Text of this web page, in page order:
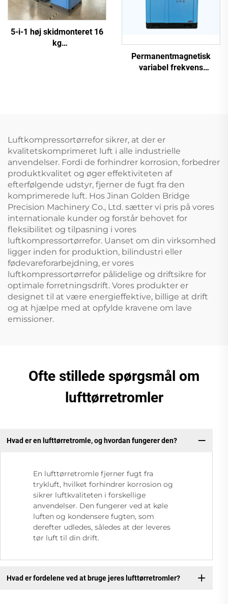
5-i-1 høj skidmonteret 16
kg
Permanentmagnetisk
variabel frekvens
Luftkompressortørrefor sikrer, at der er
kvalitetskomprimeret luft i alle industrielle
anvendelser. Fordi de forhindrer korrosion, forbedrer
produktkvalitet og øger effektiviteten af
efterfølgende udstyr, fjerner de fugt fra den
komprimerede luft. Hos Jinan Golden Bridge
Precision Machinery Co., Ltd. sætter vi pris på vores
internationale kunder og forstår behovet for
fleksibilitet og tilpasning i vores
luftkompressortørrefor. Uanset om din virksomhed
ligger inden for produktion, bilindustri eller
fødevareforarbejdning, er vores
luftkompressortørrefor pålidelige og driftsikre for
optimale forretningsdrift. Vores produkter er
designet til at være energieffektive, billige at drift
og at hjælpe med at opfylde kravene om lave
emissioner.
Ofte stillede spørgsmål om
lufttørretromler
Hvad er en lufttørretromle, og hvordan fungerer den?
En lufttørretromle fjerner fugt fra
trykluft, hvilket forhindrer korrosion og
sikrer luftkvaliteten i forskellige
anvendelser. Den fungerer ved at køle
luften og kondensere fugten, som
derefter udledes, således at der leveres
tør luft til din drift.
Hvad er fordelene ved at bruge jeres lufttørretromler?